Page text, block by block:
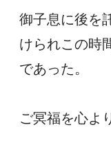
御子息に後を
けられこの時
であった。
ご冥福を心よ